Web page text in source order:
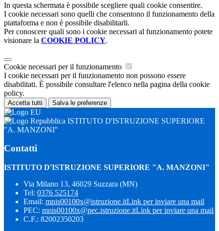
In questa schermata è possibile scegliere quali cookie consentire.
I cookie necessari sono quelli che consentono il funzionamento della
piattaforma e non è possibile disabilitarli.
Per conoscere quali sono i cookie necessari al funzionamento potete
visionare la COOKIE POLICY.
Cookie necessari per il funzionamento
I cookie necessari per il funzionamento non possono essere
disabilitati. È possibile consultare l'elenco nella pagina della cookie
policy.
Accetta tutti Salva le preferenze
ISTITUTO D'ISTRUZIONE SUPERIORE
"A. MANZONI"
Contatti
ISTITUTO D'ISTRUZIONE SUPERIORE "A. MANZONI"
Via Milano 13, 46029 Suzzara (MN)
Tel: 0376 525174
Email: mnis00100x@istruzione.itLink per inviare una mail
PEC: mnis00100x@pec.istruzione.itLink per inviare una mail
C.F.: 82002350203